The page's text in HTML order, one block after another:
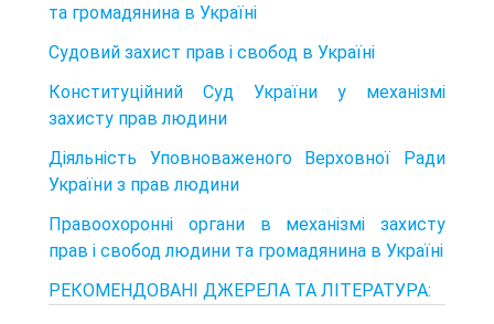
та громадянина в Україні
Судовий захист прав і свобод в Україні
Конституційний Суд України у механізмі
захисту прав людини
Діяльність Уповноваженого Верховної Ради
України з прав людини
Правоохоронні органи в механізмі захисту
прав і свобод людини та громадянина в Україні
РЕКОМЕНДОВАНІ ДЖЕРЕЛА ТА ЛІТЕРАТУРА: